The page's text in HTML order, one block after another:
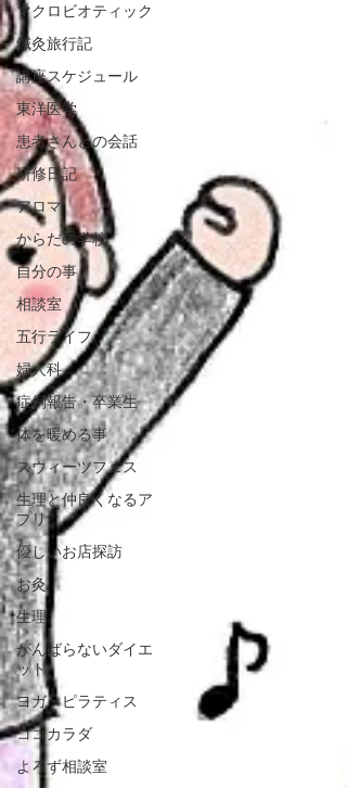
マクロビオティック
鍼灸旅行記
講座スケジュール
東洋医学
患者さんとの会話
研修日記
アロマ
からだの学校
自分の事
相談室
五行ライフ
婦人科
症例報告・卒業生
体を暖める事
スウィーツフェス
生理と仲良くなるア
プリ
優しいお店探訪
お灸
生理
がんばらないダイエ
ット
ヨガ・ピラティス
ココカラダ
よろず相談室